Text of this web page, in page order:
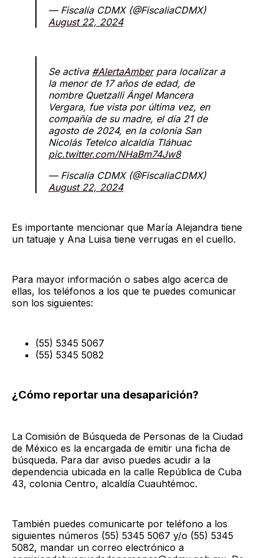
— Fiscalía CDMX (@FiscaliaCDMX)
August 22, 2024
Se activa #AlertaAmberpara localizar a
la menor de 17 años de edad, de
nombre Quetzalli Ángel Mancera
Vergara, fue vista por última vez, en
compañía de su madre, el día 21 de
agosto de 2024, en la colonia San
Nicolás Tetelco alcaldía Tláhuac
pic.twitter.com/NHaBm74Jw8
— Fiscalía CDMX (@FiscaliaCDMX)
August 22, 2024
Es importante mencionar que María Alejandra tiene
un tatuaje y Ana Luisa tiene verrugas en el cuello.
Para mayor información o sabes algo acerca de
ellas, los teléfonos a los que te puedes comunicar
son los siguientes:
(55) 5345 5067
(55) 5345 5082
¿Cómo reportar una desaparición?
La Comisión de Búsqueda de Personas de la Ciudad
de México es la encargada de emitir una ficha de
búsqueda. Para dar aviso puedes acudir a la
dependencia ubicada en la calle República de Cuba
43, colonia Centro, alcaldía Cuauhtémoc.
También puedes comunicarte por teléfono a los
siguientes números (55) 5345 5067 y/o (55) 5345
5082, mandar un correo electrónico a